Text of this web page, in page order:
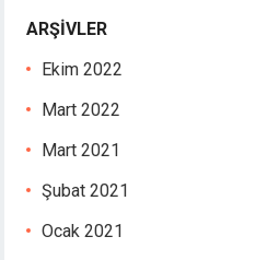
ARŞIVLER
Ekim 2022
Mart 2022
Mart 2021
Şubat 2021
Ocak 2021